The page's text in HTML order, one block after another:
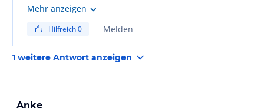
konnten nur mit geschl.Fenster schlafen.Die
Mehr anzeigen
Hilfreich0 Melden
1 weitere Antwort anzeigen
Anke